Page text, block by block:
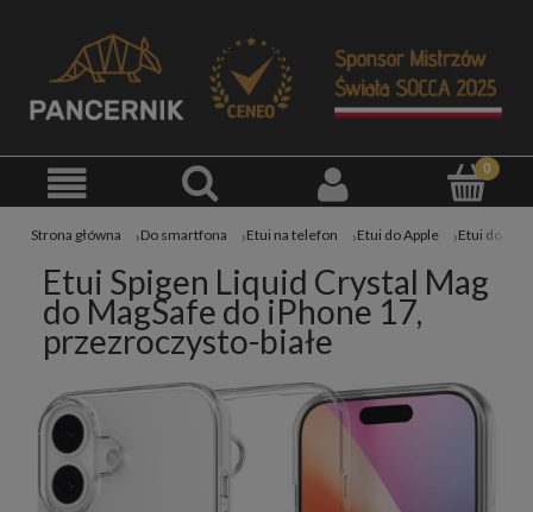
Strona główna Do smartfona Etui na telefon Etui do Apple Etui do
Etui Spigen Liquid Crystal Mag
do MagSafe do iPhone 17,
przezroczysto-białe